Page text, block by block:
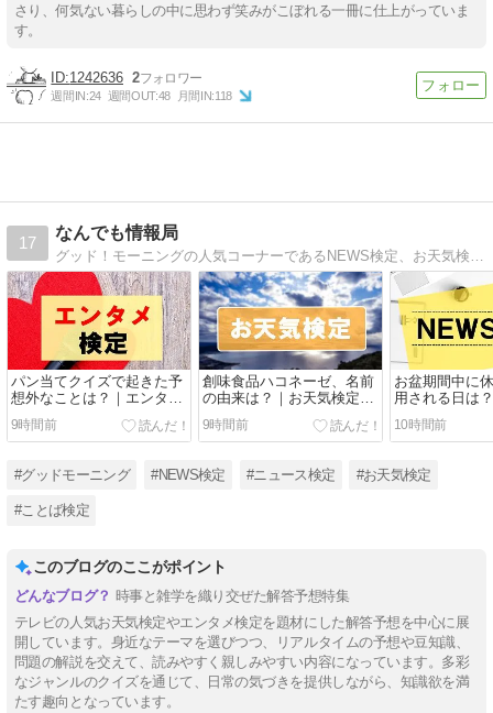
さり、何気ない暮らしの中に思わず笑みがこぼれる一冊に仕上がっていま
す。
1242636 2
週間IN:24 週間OUT:48 月間IN:118
17
なんでも情報局
グッド！モーニングの人気コーナーであるNEWS検定、お天気検定、エンタメ検定、ことば検定を追っています。
パン当てクイズで起きた予
想外なことは？｜エンタメ
検定答え【リアルタイム】
9時間前
創味食品ハコネーゼ、名前
の由来は？｜お天気検定答
え【リアルタイム】
9時間前
お盆期間中に
用される日は
定答え【リア
10時間前
#グッドモーニング #NEWS検定 #ニュース検定 #お天気検定
#ことば検定
このブログのここがポイント
時事と雑学を織り交ぜた解答予想特集
テレビの人気お天気検定やエンタメ検定を題材にした解答予想を中心に展
開しています。身近なテーマを選びつつ、リアルタイムの予想や豆知識、
問題の解説を交えて、読みやすく親しみやすい内容になっています。多彩
なジャンルのクイズを通じて、日常の気づきを提供しながら、知識欲を満
たす趣向となっています。